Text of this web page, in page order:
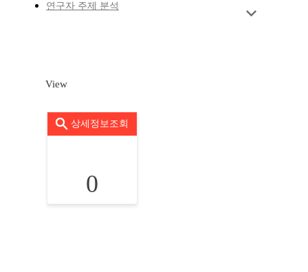
연구자 주제 분석
View
상세정보조회
0